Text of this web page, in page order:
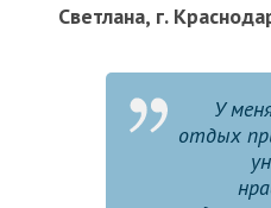
Светлана, г.
У
отдых